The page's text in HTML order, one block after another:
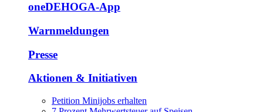
oneDEHOGA-App
Warnmeldungen
Presse
Aktionen & Initiativen
Petition Minijobs erhalten